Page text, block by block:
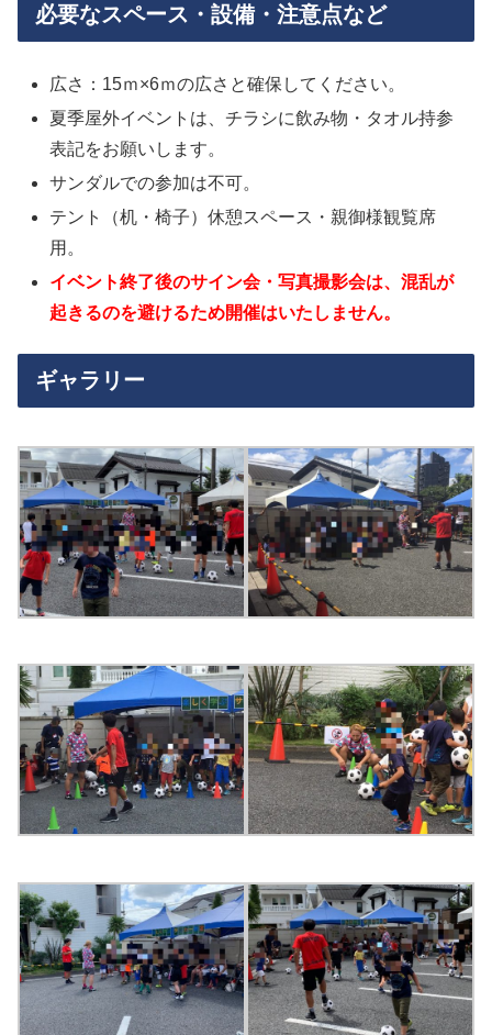
必要なスペース・設備・注意点など
広さ：15ｍ×6ｍの広さと確保してください。
夏季屋外イベントは、チラシに飲み物・タオル持参
表記をお願いします。
サンダルでの参加は不可。
テント（机・椅子）休憩スペース・親御様観覧席
用。
イベント終了後のサイン会・写真撮影会は、混乱が
起きるのを避けるため開催はいたしません。
ギャラリー